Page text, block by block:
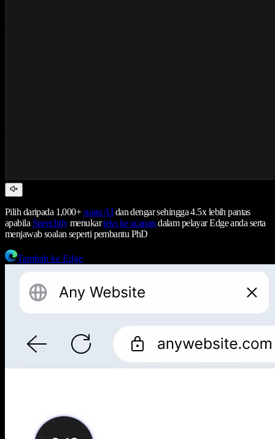
Pilih daripada 1,000+suara AIdan dengar sehingga 4.5x lebih pantas
apabila Speechifymenukarteks ke ucapan dalam pelayar Edge anda serta
menjawab soalan seperti pembantu PhD
Tambah ke Edge